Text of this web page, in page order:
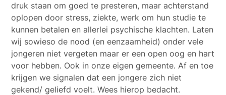
druk staan om goed te presteren, maar achterstand
oplopen door stress, ziekte, werk om hun studie te
kunnen betalen en allerlei psychische klachten. Laten
wij sowieso de nood (en eenzaamheid) onder vele
jongeren niet vergeten maar er een open oog en hart
voor hebben. Ook in onze eigen gemeente. Af en toe
krijgen we signalen dat een jongere zich niet
gekend/ geliefd voelt. Wees hierop bedacht.